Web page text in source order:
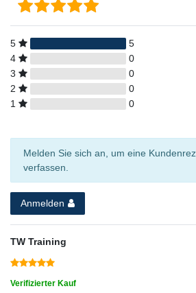
5
5
4
0
3
0
2
0
1
0
Melden Sie sich an, um eine
verfassen.
Anmelden
TW Training
Verifizierter Kauf